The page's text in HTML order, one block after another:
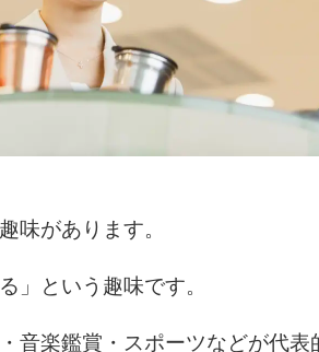
味があります。
」という趣味です。
音楽鑑賞・スポーツなどが代